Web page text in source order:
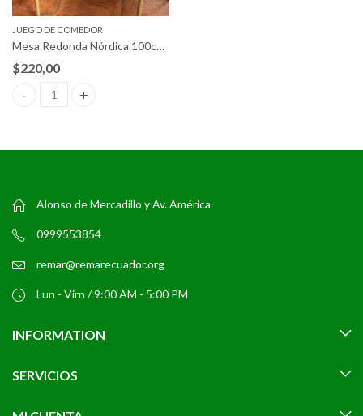
JUEGO DE COMEDOR
Mesa Redonda Nórdica 100cm +4 sillas
$220,00
Mesa Redonda Nórdica 100cm +4 sillas quantity
Alonso de Mercadillo y Av. América
0999553854
remar@remarecuador.org
Lun - Virn / 9:00 AM - 5:00 PM
INFORMATION
SERVICIOS